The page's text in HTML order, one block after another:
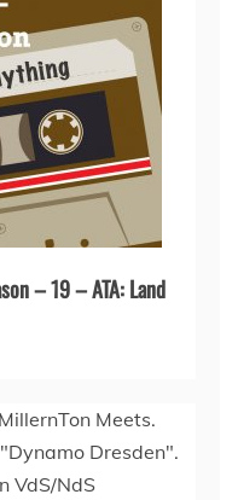
– 19 – ATA: Land